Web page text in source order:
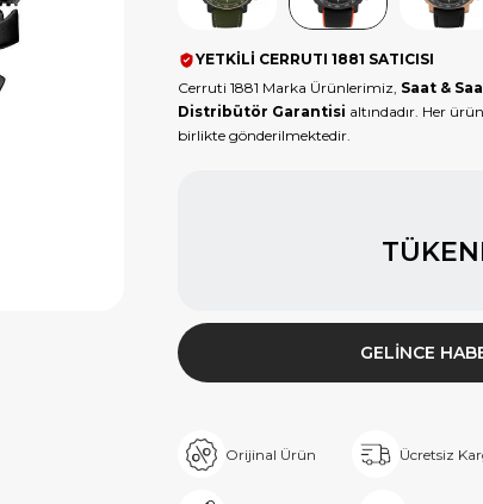
YETKİLİ CERRUTI 1881 SATICISI
Cerruti 1881 Marka Ürünlerimiz, Saat &
Distribütör Garantisi altındadır. Her
birlikte gönderilmektedir.
GELINCE
Orijinal Ürün Ücretsiz